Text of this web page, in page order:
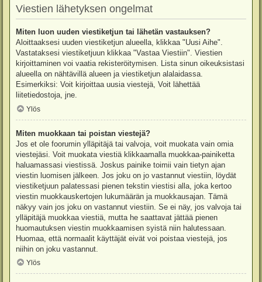
Viestien lähetyksen ongelmat
Miten luon uuden viestiketjun tai lähetän vastauksen?
Aloittaaksesi uuden viestiketjun alueella, klikkaa "Uusi Aihe".
Vastataksesi viestiketjuun klikkaa "Vastaa Viestiin". Viestien
kirjoittaminen voi vaatia rekisteröitymisen. Lista sinun oikeuksistasi
alueella on nähtävillä alueen ja viestiketjun alalaidassa.
Esimerkiksi: Voit kirjoittaa uusia viestejä, Voit lähettää
liitetiedostoja, jne.
Ylös
Miten muokkaan tai poistan viestejä?
Jos et ole foorumin ylläpitäjä tai valvoja, voit muokata vain omia
viestejäsi. Voit muokata viestiä klikkaamalla muokkaa-painiketta
haluamassasi viestissä. Joskus painike toimii vain tietyn ajan
viestin luomisen jälkeen. Jos joku on jo vastannut viestiin, löydät
viestiketjuun palatessasi pienen tekstin viestisi alla, joka kertoo
viestin muokkauskertojen lukumäärän ja muokkausajan. Tämä
näkyy vain jos joku on vastannut viestiin. Se ei näy, jos valvoja tai
ylläpitäjä muokkaa viestiä, mutta he saattavat jättää pienen
huomautuksen viestin muokkaamisen syistä niin halutessaan.
Huomaa, että normaalit käyttäjät eivät voi poistaa viestejä, jos
niihin on joku vastannut.
Ylös